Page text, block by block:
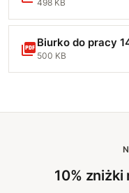
498 KB
500 KB
10%